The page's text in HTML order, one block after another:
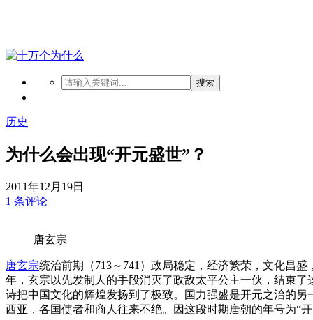
搜索
历史
为什么会出现“开元盛世”？
2011年12月19日
1 条评论
唐玄宗
唐玄宗统治前期（713～741）政局稳定，经济繁荣，文化昌
年，玄宗以先发制人的手段消灭了政敌太平公主一伙，结束
诗把中国文化的辉煌发扬到了极致。国力强盛是开元之治的
西亚，各国使者和商人往来不绝。因这段时期唐朝的年号为“